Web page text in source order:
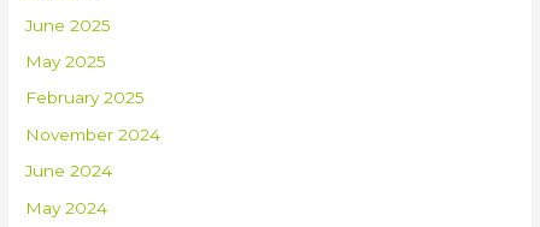
June 2025
May 2025
February 2025
November 2024
June 2024
May 2024